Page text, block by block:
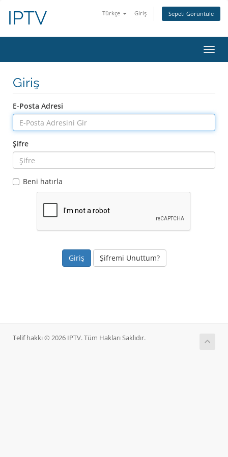
Türkçe Giriş Sepeti Görüntüle
IPTV
Giriş
E-Posta Adresi
Şifre
Beni hatırla
Şifremi Unuttum?
Telif hakkı © 2026 IPTV. Tüm Hakları Saklıdır.